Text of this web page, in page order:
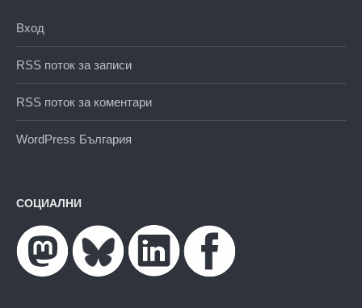
Вход
RSS поток за записи
RSS поток за коментари
WordPress България
СОЦИАЛНИ